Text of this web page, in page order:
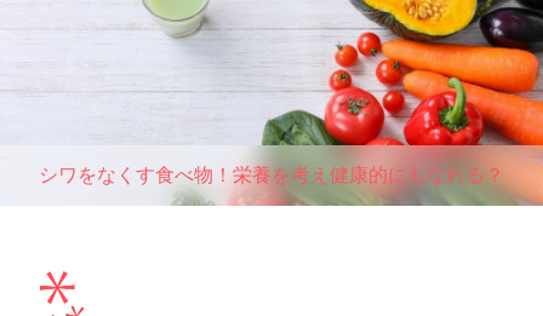
シワをなくす食べ物！栄養を考え健康的にもなれる？